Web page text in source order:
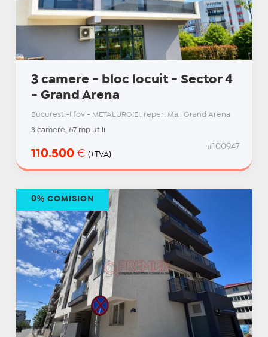
3 camere - bloc locuit - Sector 4
- Grand Arena
Bucuresti-Ilfov - METALURGIEI, reper: Mall Grand Arena
3 camere, 67 mp utili
110.500 € (+TVA)
#100947
0% COMISION